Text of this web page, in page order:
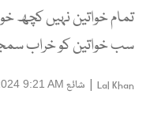
تمام خواتین نہیں کچھ
سب خواتین کو خراب
Lal Khan
| شائع 9:21 AM